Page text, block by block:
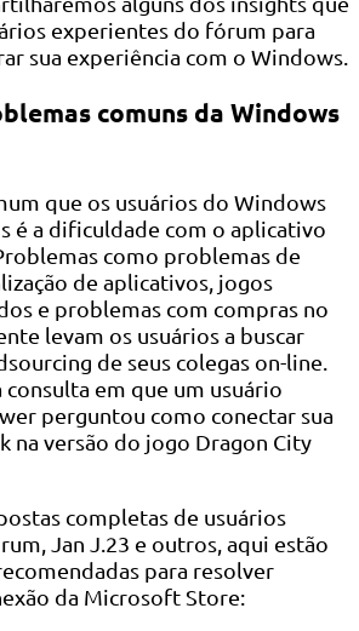
experientes do fórum para
sua experiência com o Windows.
comuns da Windows
que os usuários do Windows
é a dificuldade com o aplicativo
como problemas de
de aplicativos, jogos
e problemas com compras no
levam os usuários a buscar
de seus colegas on-line.
consulta em que um usuário
perguntou como conectar sua
na versão do jogo Dragon City
completas de usuários
Jan J.23 e outros, aqui estão
para resolver
da Microsoft Store: